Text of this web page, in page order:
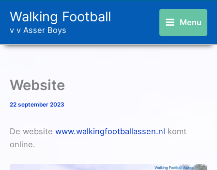
naar
inhoud
Walking Football
v v Asser Boys
Menu
Website
22 september 2023
De website www.walkingfootballassen.nl komt
online.